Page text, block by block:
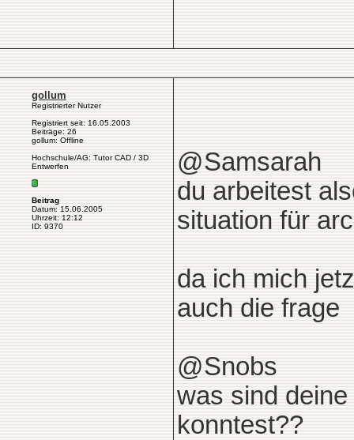
gollum
Registrierter Nutzer
Registriert seit: 16.05.2003
Beiträge: 26
gollum: Offline
Hochschule/AG: Tutor CAD / 3D
Entwerfen
Beitrag
Datum: 15.06.2005
Uhrzeit: 12:12
ID: 9370
@Samsarah
du arbeitest
situation für
da ich mich
auch die frage
@Snobs
was sind
konntest??